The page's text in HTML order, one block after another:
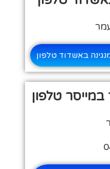
באשדוד טלפון
במייסר טלפון